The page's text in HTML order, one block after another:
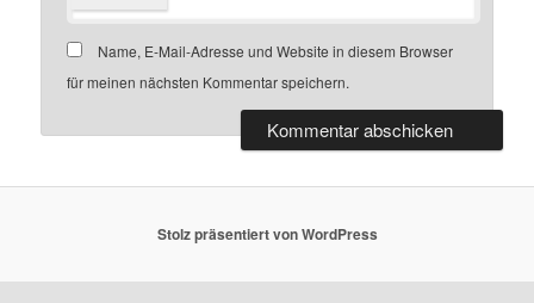
Name, E-Mail-Adresse und Website in diesem Browser
für meinen nächsten Kommentar speichern.
Stolz präsentiert von WordPress